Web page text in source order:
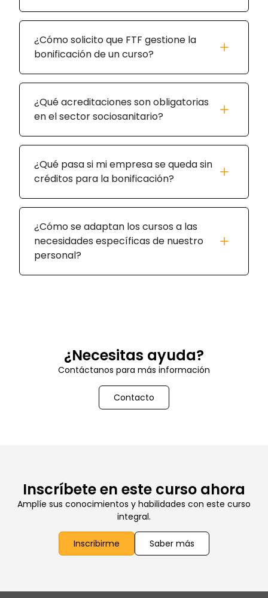
¿Cómo solicito que FTF gestione la
bonificación de un curso?
¿Qué acreditaciones son obligatorias
en el sector sociosanitario?
¿Qué pasa si mi empresa se queda sin
créditos para la bonificación?
¿Cómo se adaptan los cursos a las
necesidades específicas de nuestro
personal?
¿Necesitas ayuda?
Contáctanos para más información
Contacto
Inscríbete en este curso ahora
Amplíe sus conocimientos y habilidades con este curso
integral.
Inscribirme Saber más